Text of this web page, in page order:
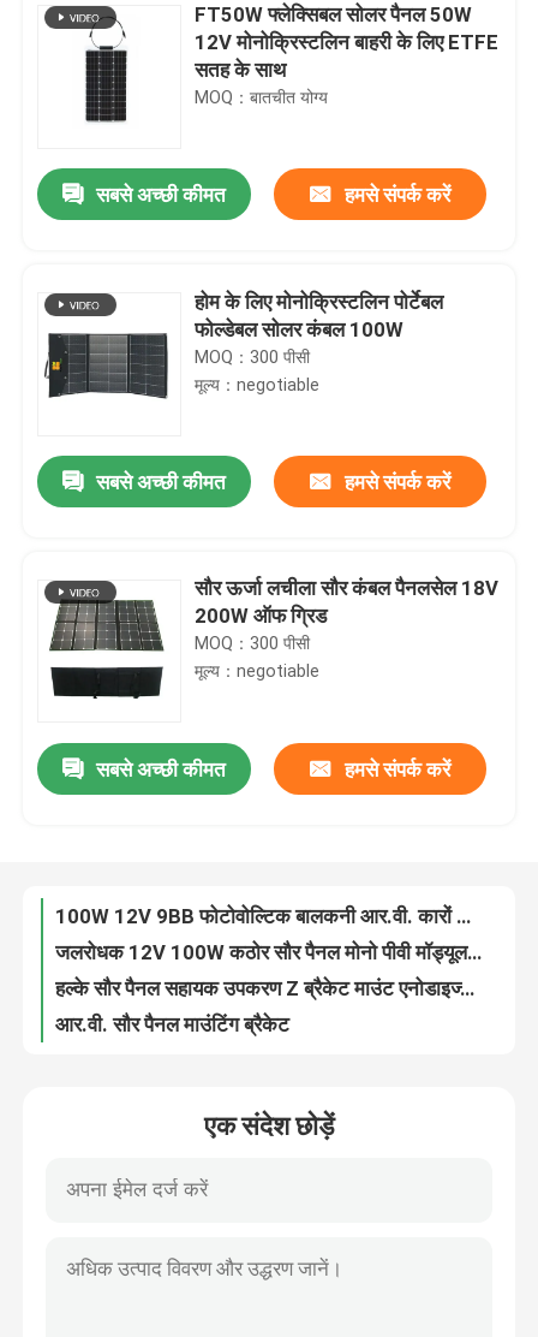
घर
वीडियो
कारखाने का दौरा
गुणवत्ता नियंत्रण
FT50W फ्लेक्सिबल सोलर पैनल 50W
12V मोनोक्रिस्टलिन बाहरी के लिए ETFE
सतह के साथ
MOQ：बातचीत योग्य
सबसे अच्छी कीमत हमसे संपर्क करें
होम के लिए मोनोक्रिस्टलिन पोर्टेबल
फोल्डेबल सोलर कंबल 100W
MOQ：300 पीसी
मूल्य：negotiable
सबसे अच्छी कीमत हमसे संपर्क करें
सौर ऊर्जा लचीला सौर कंबल पैनलसेल 18V
200W ऑफ ग्रिड
MOQ：300 पीसी
मूल्य：negotiable
सबसे अच्छी कीमत हमसे संपर्क करें
360 वी सौर पैनल सौर माइक्रो इन्वर्टर ग्रिड पर IP66 जलरोधक
समायोज्य सौर पैनल सहायक उपकरण पीवी माउंटिंग सिस्टम के लिए ग्राउंडिंग गटर किट
IP67 सौर पैनल माइक्रो इन्वर्टर किट फोटोवोल्टिक ग्रिड कनेक्टेड माइक्रोइन्वर्टर 3000W
एक संदेश छोड़ें